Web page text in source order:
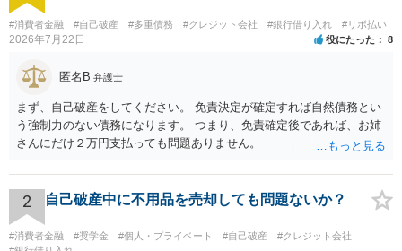
#消費者金融 #自己破産 #多重債務 #クレジット会社 #銀行借り入れ #リボ払い
2026年7月22日 役にたった 8
匿名B 弁護士
まず、自己破産をしてください。 免責決定が確定すれば自然債務とい
う強制力のない債務になります。 つまり、免責確定後であれば、お姉
さんにだけ２万円支払っても問題ありません。
2 自己破産中に不用品を売却しても問題ないか？
#消費者金融 #奨学金 #個人・プライベート #自己破産
#クレジット会社